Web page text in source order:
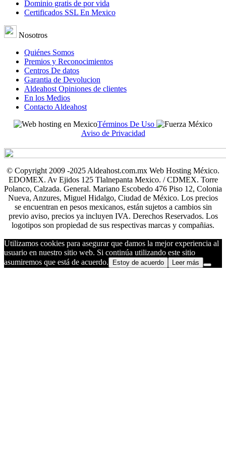
Dominio gratis de por vida
Certificados SSL En Mexico
Nosotros
Quiénes Somos
Premios y Reconocimientos
Centros De datos
Garantia de Devolucion
Aldeahost Opiniones de clientes
En los Medios
Contacto Aldeahost
Términos De Uso
Aviso de Privacidad
© Copyright 2009 -2025 Aldeahost.com.mx Web Hosting México.
EDOMEX. Av Ejidos 125 Tlalnepanta Mexico. / CDMEX. Torre
Polanco, Calzada. General. Mariano Escobedo 476 Piso 12, Colonia
Nueva, Anzures, Miguel Hidalgo, Ciudad de México. Los precios
se encuentran en pesos mexicanos, están sujetos a cambios sin
previo aviso, precios ya incluyen IVA. Derechos Reservados. Los
logotipos son propiedad de sus respectivas marcas y compañias.
Utilizamos cookies para asegurar que damos la mejor experiencia al
usuario en nuestro sitio web. Si continúa utilizando este sitio
asumiremos que está de acuerdo.
Estoy de acuerdo Leer más